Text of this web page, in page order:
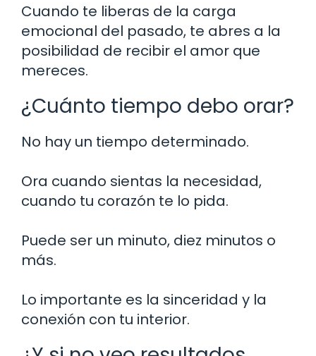
Cuando te liberas de la carga
emocional del pasado, te abres a la
posibilidad de recibir el amor que
mereces.
¿Cuánto tiempo debo orar?
No hay un tiempo determinado.
Ora cuando sientas la necesidad,
cuando tu corazón te lo pida.
Puede ser un minuto, diez minutos o
más.
Lo importante es la sinceridad y la
conexión con tu interior.